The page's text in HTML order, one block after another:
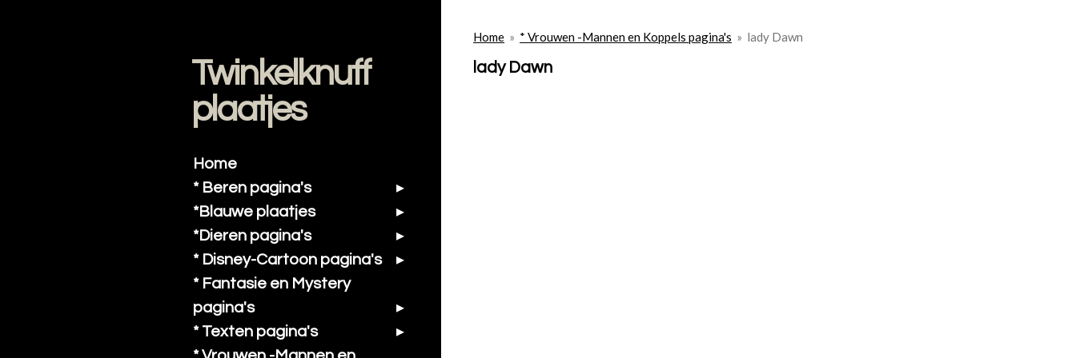
Home » * Vrouwen -Mannen en Koppels pagina's » lady Dawn
lady Dawn
Twinkelknuff
plaatjes
Home
* Beren pagina's
*Blauwe plaatjes
*Dieren pagina's
* Disney-Cartoon pagina's
* Fantasie en Mystery
pagina's
* Texten pagina's